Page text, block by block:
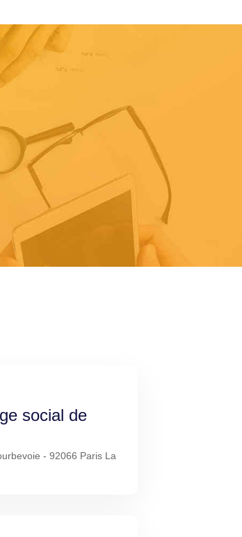
social de
- 92066 Paris La